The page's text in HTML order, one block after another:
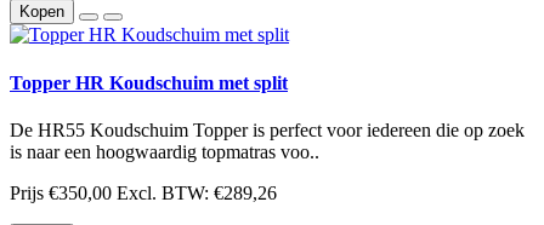
Kopen
Topper HR Koudschuim met split
De HR55 Koudschuim Topper is perfect voor iedereen die op zoek
is naar een hoogwaardig topmatras voo..
Prijs €350,00 Excl. BTW: €289,26